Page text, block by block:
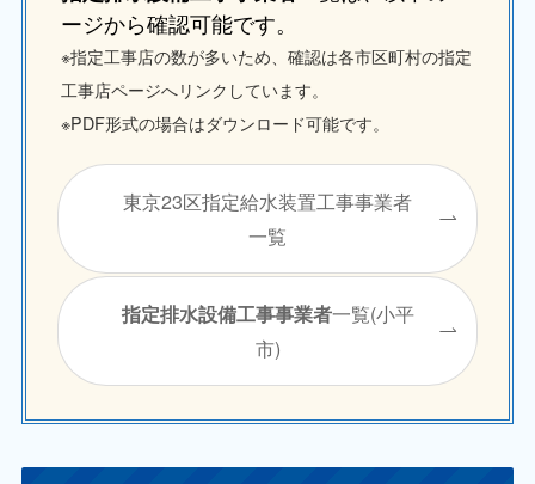
ージから確認可能です。
※指定工事店の数が多いため、確認は各市区町村の指定
工事店ページへリンクしています。
※PDF形式の場合はダウンロード可能です。
東京23区指定給水装置工事事業者
一覧
指定排水設備工事事業者一覧(小平
市)